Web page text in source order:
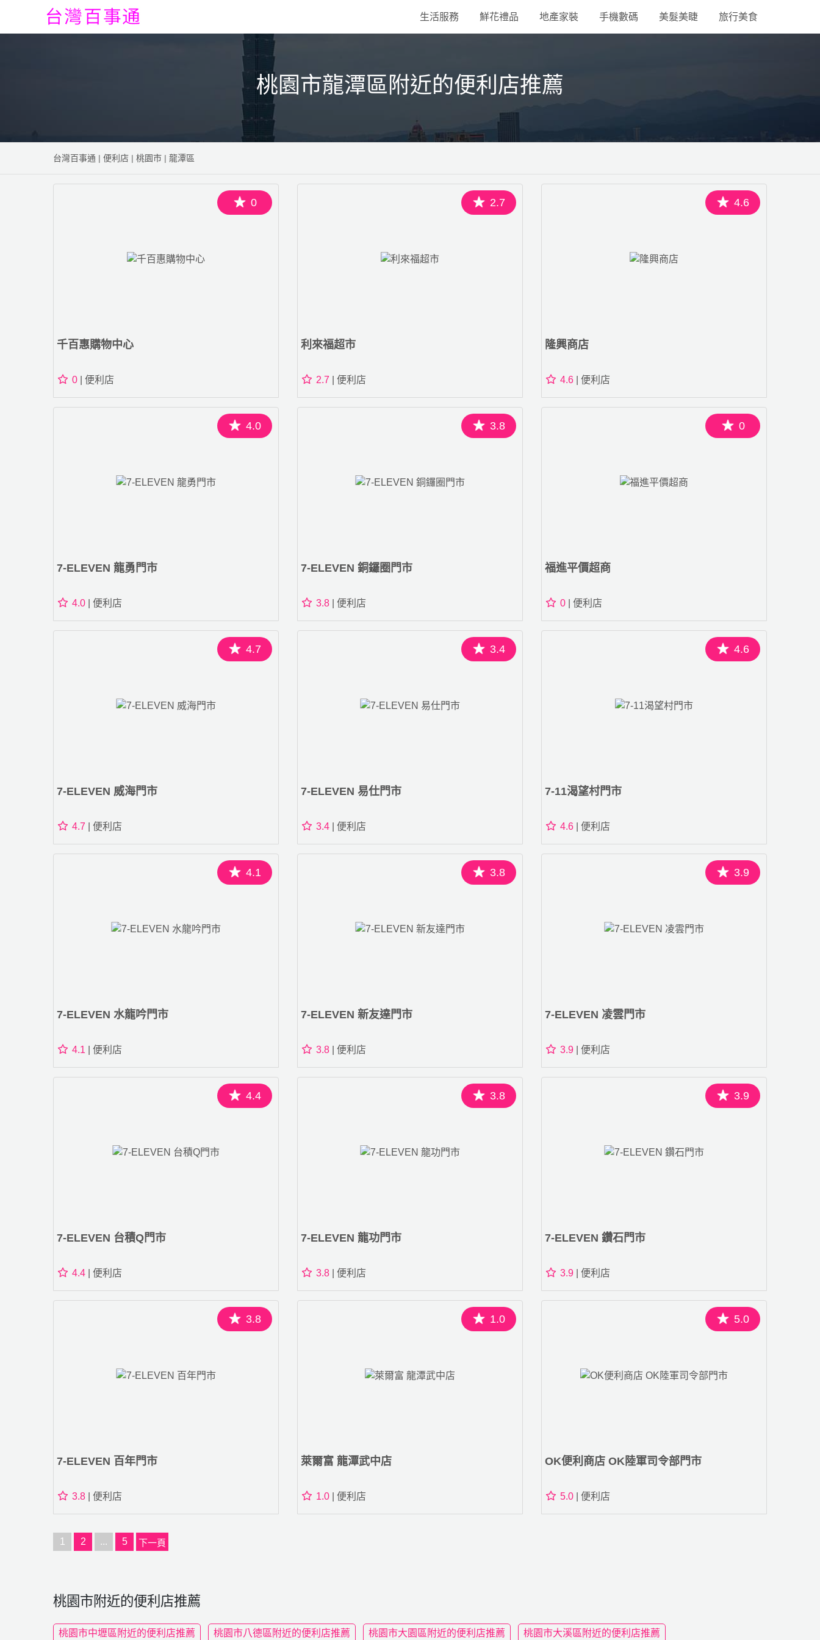
生活服務 鮮花禮品 地產家裝 手機數碼 美髮美睫 旅行美食
桃園市龍潭區附近的便利店推薦
台灣百事通 | 便利店 | 桃園市 | 龍潭區
0
千百惠購物中心
0 | 便利店
2.7
利來福超市
2.7 | 便利店
4.6
隆興商店
4.6 | 便利店
4.0
7-ELEVEN 龍勇門市
4.0 | 便利店
3.8
7-ELEVEN 銅鑼圈門市
3.8 | 便利店
0
福進平價超商
0 | 便利店
4.7
7-ELEVEN 威海門市
4.7 | 便利店
3.4
7-ELEVEN 易仕門市
3.4 | 便利店
4.6
7-11渴望村門市
4.6 | 便利店
4.1
7-ELEVEN 水龍吟門市
4.1 | 便利店
3.8
7-ELEVEN 新友達門市
3.8 | 便利店
3.9
7-ELEVEN 凌雲門市
3.9 | 便利店
4.4
7-ELEVEN 台積Q門市
4.4 | 便利店
3.8
7-ELEVEN 龍功門市
3.8 | 便利店
3.9
7-ELEVEN 鑽石門市
3.9 | 便利店
3.8
7-ELEVEN 百年門市
3.8 | 便利店
1.0
萊爾富 龍潭武中店
1.0 | 便利店
5.0
OK便利商店 OK陸軍司令部門市
5.0 | 便利店
1 2 ... 5 下一頁
桃園市附近的便利店推薦
桃園市中壢區附近的便利店推薦 桃園市八德區附近的便利店推薦 桃園市大園區附近的便利店推薦 桃園市大溪區附近的便利店推薦